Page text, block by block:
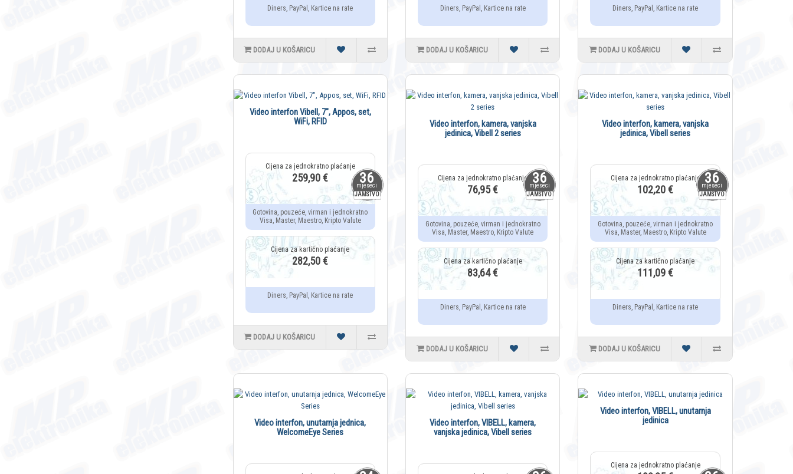
Diners, PayPal, Kartice na rate
DODAJ U KOŠARICU
Diners, PayPal, Kartice na rate
DODAJ U KOŠARICU
Diners, PayPal, Kartice na rate
DODAJ U KOŠARICU
36
mjeseci
JAMSTVO
Video interfon Vibell, 7", Appos, set,
WiFi, RFID
259,90 €
Gotovina, pouzeće, virman i jednokratno
Visa, Master, Maestro, Kripto Valute
282,50 €
Diners, PayPal, Kartice na rate
DODAJ U KOŠARICU
36
mjeseci
JAMSTVO
Video interfon, kamera, vanjska
jedinica, Vibell 2 series
76,95 €
Gotovina, pouzeće, virman i jednokratno
Visa, Master, Maestro, Kripto Valute
83,64 €
Diners, PayPal, Kartice na rate
DODAJ U KOŠARICU
36
mjeseci
JAMSTVO
Video interfon, kamera, vanjska
jedinica, Vibell series
102,20 €
Gotovina, pouzeće, virman i jednokratno
Visa, Master, Maestro, Kripto Valute
111,09 €
Diners, PayPal, Kartice na rate
DODAJ U KOŠARICU
Video interfon, unutarnja jednica,
WelcomeEye Series
Video interfon, VIBELL, kamera,
vanjska jedinica, Vibell series
Video interfon, VIBELL, unutarnja
jedinica